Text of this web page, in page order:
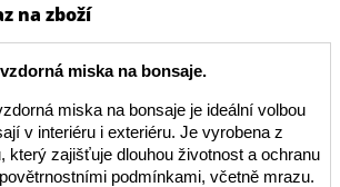
na zboží
miska na bonsaje.
miska na bonsaje je ideální volbou
v interiéru i exteriéru. Je vyrobena z
který zajišťuje dlouhou životnost a ochranu
podmínkami, včetně mrazu.